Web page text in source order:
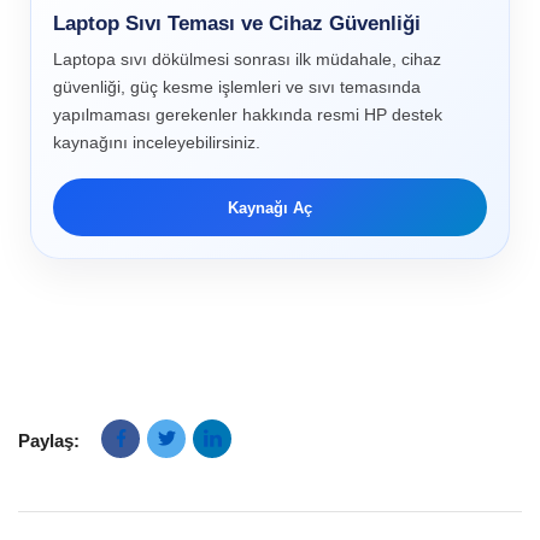
Laptop Sıvı Teması ve Cihaz Güvenliği
Laptopa sıvı dökülmesi sonrası ilk müdahale, cihaz
güvenliği, güç kesme işlemleri ve sıvı temasında
yapılmaması gerekenler hakkında resmi HP destek
kaynağını inceleyebilirsiniz.
Kaynağı Aç
Paylaş: